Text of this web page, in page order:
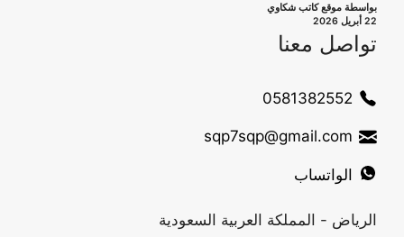
بواسطة موقع كاتب شكاوي
22 أبريل 2026
تواصل معنا
0581382552
sqp7sqp@gmail.com
الواتساب
الرياض - المملكة العربية السعودية